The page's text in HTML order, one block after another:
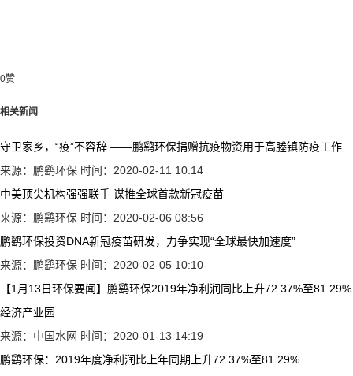
0赞
相关新闻
守卫家乡，“疫”不容辞 ——鹏鹞环保捐赠抗疫物资用于高塍镇防疫工作
来源：鹏鹞环保 时间：2020-02-11 10:14
中美顶尖机构强强联手 谋推全球首款新冠疫苗
来源：鹏鹞环保 时间：2020-02-06 08:56
鹏鹞环保投资DNA新冠疫苗研发，力争实现“全球最快加速度”
来源：鹏鹞环保 时间：2020-02-05 10:10
【1月13日环保要闻】鹏鹞环保2019年净利润同比上升72.37%至
经济产业园
来源：中国水网 时间：2020-01-13 14:19
鹏鹞环保：2019年度净利润比上年同期上升72.37%至81.29%